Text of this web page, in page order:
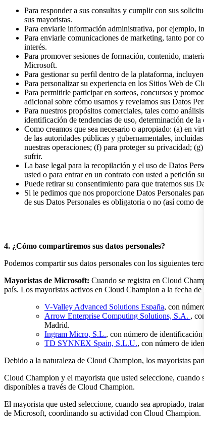
Para responder a sus consultas y cumplir con sus
sus mayoristas.
Para enviarle información administrativa, por ejemplo,
Para enviarle comunicaciones de marketing, tanto por
interés.
Para promover sesiones de formación, contenido,
Microsoft.
Para gestionar su perfil dentro de la plataforma,
Para personalizar su experiencia en los Sitios Web de
Para permitirle participar en sorteos, concursos y
adicional sobre cómo usamos y revelamos sus Datos
Para nuestros propósitos comerciales, tales como
identificación de tendencias de uso, determinación de
Como creamos que sea necesario o apropiado: (a) en
de las autoridades públicas y gubernamentales,
nuestras operaciones; (f) para proteger su privacidad;
sufrir.
La base legal para la recopilación y el uso de Datos
usted o para entrar en un contrato con usted a petición
Puede retirar su consentimiento para que tratemos sus
Si le pedimos que nos proporcione Datos Personales
de sus Datos Personales es obligatoria o no (así como
4. ¿Cómo compartiremos sus datos personales?
Podemos compartir sus datos personales con los siguientes
Mayoristas de Microsoft: Cuando se registra en Cloud
país. Los mayoristas activos en Cloud Champion a la fecha
V-Valley Advanced Solutions España, con
Arrow Enterprise Computing Solutions, S.A. ,
Madrid.
Ingram Micro, S.L., con número de
TD SYNNEX Spain, S.L.U., con número de
Debido a la naturaleza de Cloud Champion, los mayoristas
Cloud Champion y el mayorista que usted seleccione,
disponibles a través de Cloud Champion.
El mayorista que usted seleccione, cuando sea apropiado,
de Microsoft, coordinando su actividad con Cloud Champion.